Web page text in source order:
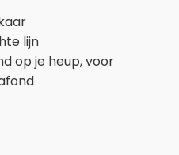
lijn
op je heup, voor